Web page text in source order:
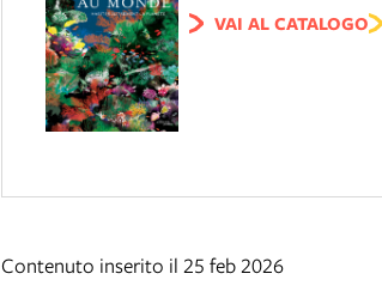
VAI AL CATALOGO
Contenuto inserito il 25 feb 2026